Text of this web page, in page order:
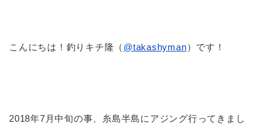
こんにちは！釣りキチ隆（ @takashyman）です！
2018年7月中旬の事、糸島半島にアジング行ってきまし